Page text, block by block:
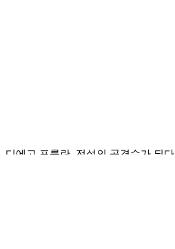
디에고 포를란, 전설의 공격수가 되다